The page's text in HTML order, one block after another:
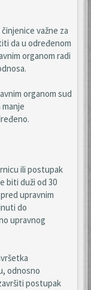
važne za
da u određenom
organom radi
organom sud
ili postupak
biti duži od 30
upravnim
do
upravnog
odnosno
postupak